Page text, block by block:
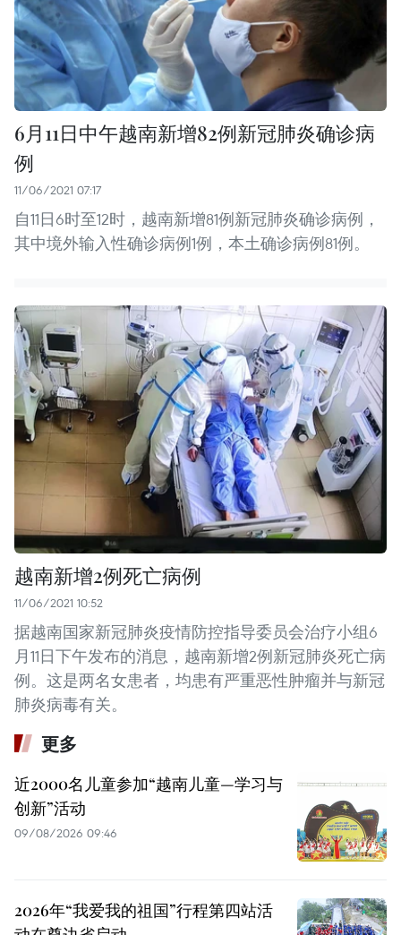
6月11日中午越南新增82例新冠肺炎确诊病
例
11/06/2021 07:17
自11日6时至12时，越南新增81例新冠肺炎确诊病例，
其中境外输入性确诊病例1例，本土确诊病例81例。
越南新增2例死亡病例
11/06/2021 10:52
据越南国家新冠肺炎疫情防控指导委员会治疗小组6
月11日下午发布的消息，越南新增2例新冠肺炎死亡病
例。这是两名女患者，均患有严重恶性肿瘤并与新冠
肺炎病毒有关。
更多
近2000名儿童参加“越南儿童—学习与
创新”活动
09/08/2026 09:46
2026年“我爱我的祖国”行程第四站活